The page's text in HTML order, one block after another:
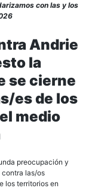
con las y los
Andrie
la
se cierne
es de los
medio
preocupación y
las/os
los territorios en